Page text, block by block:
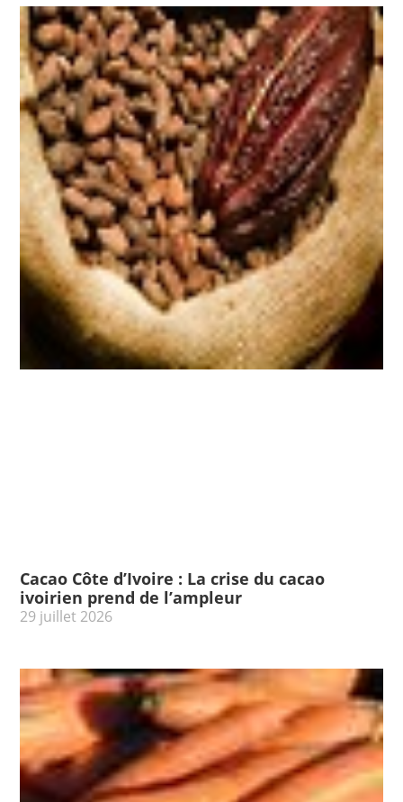
Cacao Côte d’Ivoire : La crise du cacao
ivoirien prend de l’ampleur
29 juillet 2026